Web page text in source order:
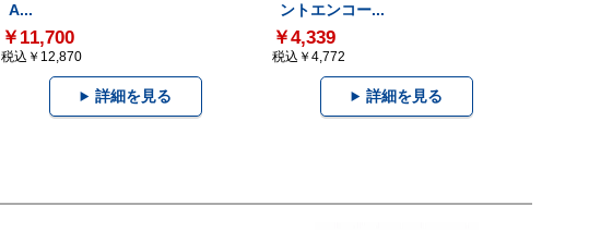
A...
￥11,700
税込￥12,870
詳細を見る
ントエンコー...
￥4,339
税込￥4,772
詳細を見る